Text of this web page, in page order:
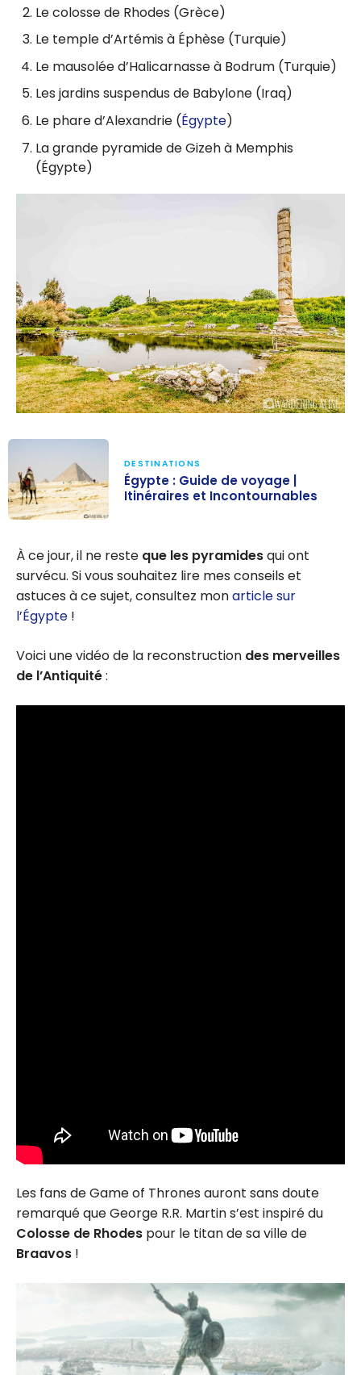
Le colosse de Rhodes (Grèce)
Le temple d’Artémis à Éphèse (Turquie)
Le mausolée d’Halicarnasse à Bodrum (Turquie)
Les jardins suspendus de Babylone (Iraq)
Le phare d’Alexandrie (Égypte)
La grande pyramide de Gizeh à Memphis
(Égypte)
de voyage |
Itinéraires et
Incontournable
DESTINATIONS
Égypte : Guide de voyage |
Itinéraires et Incontournables
À ce jour, il ne reste que les pyramidesqui ont
survécu. Si vous souhaitez lire mes conseils et
astuces à ce sujet, consultez monarticle sur
l’Égypte !
Voici une vidéo de la reconstruction des merveilles
de l’Antiquité:
Les fans de Game of Thrones auront sans doute
remarqué que George R.R. Martin s’est inspiré du
Colosse de Rhodes pour le titan de sa ville de
Braavos !